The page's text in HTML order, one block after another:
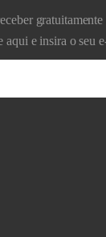
aqui e insira o seu